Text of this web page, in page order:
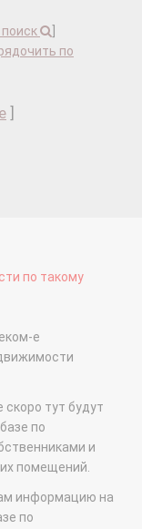
по
по такому
е
тут будут
по
и
помещений.
информацию на
по